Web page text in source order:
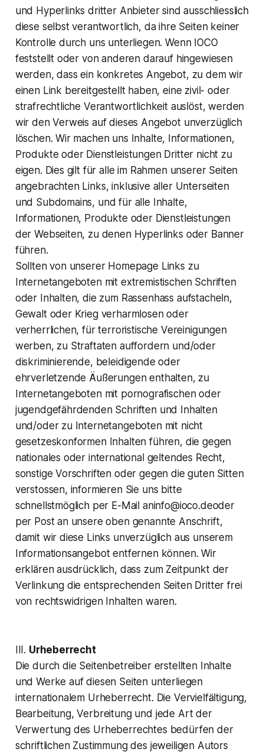
und Hyperlinks dritter Anbieter sind ausschliesslich
diese selbst verantwortlich, da ihre Seiten keiner
Kontrolle durch uns unterliegen. Wenn IOCO
feststellt oder von anderen darauf hingewiesen
werden, dass ein konkretes Angebot, zu dem wir
einen Link bereitgestellt haben, eine zivil- oder
strafrechtliche Verantwortlichkeit auslöst, werden
wir den Verweis auf dieses Angebot unverzüglich
löschen. Wir machen uns Inhalte, Informationen,
Produkte oder Dienstleistungen Dritter nicht zu
eigen. Dies gilt für alle im Rahmen unserer Seiten
angebrachten Links, inklusive aller Unterseiten
und Subdomains, und für alle Inhalte,
Informationen, Produkte oder Dienstleistungen
der Webseiten, zu denen Hyperlinks oder Banner
führen.
Sollten von unserer Homepage Links zu
Internetangeboten mit extremistischen Schriften
oder Inhalten, die zum Rassenhass aufstacheln,
Gewalt oder Krieg verharmlosen oder
verherrlichen, für terroristische Vereinigungen
werben, zu Straftaten auffordern und/oder
diskriminierende, beleidigende oder
ehrverletzende Äußerungen enthalten, zu
Internetangeboten mit pornografischen oder
jugendgefährdenden Schriften und Inhalten
und/oder zu Internetangeboten mit nicht
gesetzeskonformen Inhalten führen, die gegen
nationales oder international geltendes Recht,
sonstige Vorschriften oder gegen die guten Sitten
verstossen, informieren Sie uns bitte
schnellstmöglich per E-Mail aninfo@ioco.deoder
per Post an unsere oben genannte Anschrift,
damit wir diese Links unverzüglich aus unserem
Informationsangebot entfernen können. Wir
erklären ausdrücklich, dass zum Zeitpunkt der
Verlinkung die entsprechenden Seiten Dritter frei
von rechtswidrigen Inhalten waren.
III. Urheberrecht
Die durch die Seitenbetreiber erstellten Inhalte
und Werke auf diesen Seiten unterliegen
internationalem Urheberrecht. Die Vervielfältigung,
Bearbeitung, Verbreitung und jede Art der
Verwertung des Urheberrechtes bedürfen der
schriftlichen Zustimmung des jeweiligen Autors